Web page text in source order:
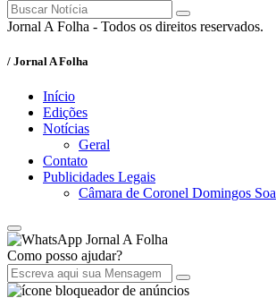
Jornal A Folha - Todos os direitos reservados.
/ Jornal A Folha
Início
Edições
Notícias
Geral
Contato
Publicidades Legais
Câmara de Coronel Domingos Soa
Jornal A Folha
Como posso ajudar?